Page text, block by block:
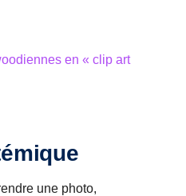
en « clip art
une photo,